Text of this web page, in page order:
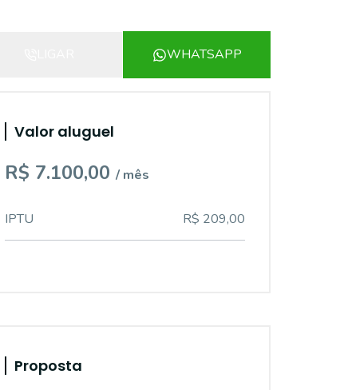
WHATSAPP
Valor aluguel
R$ 7.100,00 / mês
IPTU R$ 209,00
Proposta